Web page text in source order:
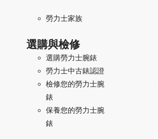
勞力士家族
選購與檢修
選購勞力士腕錶
勞力士中古錶認證
檢修您的勞力士腕
錶
保養您的勞力士腕
錶